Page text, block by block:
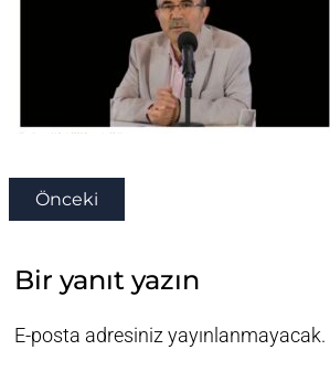
Önceki
Bir yanıt yazın
E-posta adresiniz yayınlanmayacak.